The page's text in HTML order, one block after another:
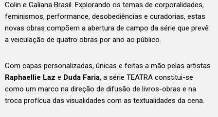
Colin e Galiana Brasil. Explorando os temas de corporalidades,
feminismos, performance, desobediências e curadorias, estas
novas obras compõem a abertura de campo da série que prevê
a veiculação de quatro obras por ano ao público.
Com capas personalizadas, únicas e feitas a mão pelas artistas
Raphaellie Laz e Duda Faria, a série TEATRA constitui-se
como um marco na direção de difusão de livros-obras e na
troca profícua das visualidades com as textualidades da cena.